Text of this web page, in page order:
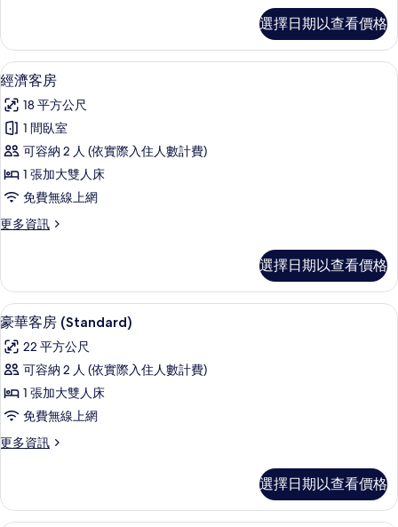
浴
缸,
渡
假
村
景
觀
的
所
片
客
房,
1
臥
室,
缸,
渡
假
村
景
情
選擇日期以查看價格
顯
示
經
濟
客
房
的
所
相
片
經濟客房 | 低過敏寢具、客房內保險
4
經濟客房
18 平方公尺
1 間臥室
可容納 2 人 (依實際入住人數計費)
1 張加大雙人床
免費無線上網
更多資訊
更
客
房
的
情
選擇日期以查看價格
顯
示
豪
華
客
房
(Standard)
所
有
豪華客房 (Standard) | 低過敏寢具、
6
豪華客房 (Standard)
22 平方公尺
可容納 2 人 (依實際入住人數計費)
1 張加大雙人床
免費無線上網
更多資訊
更
客
房
選擇日期以查看價格